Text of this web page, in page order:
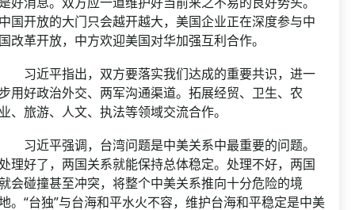
国开放的大门只会越开越大，美国企业正在深度参与中
改革开放，中方欢迎美国对华加强互利合作。
近平指出，双方要落实我们达成的重要共识，进一
用好政治外交、两军沟通渠道。拓展经贸、卫生、农
、旅游、人文、执法等领域交流合作。
近平强调，台湾问题是中美关系中最重要的问题。
理好了，两国关系就能保持总体稳定。处理不好，两国
会碰撞甚至冲突，将整个中美关系推向十分危险的境
。“台独”与台海和平水火不容，维护台海和平稳定是中美